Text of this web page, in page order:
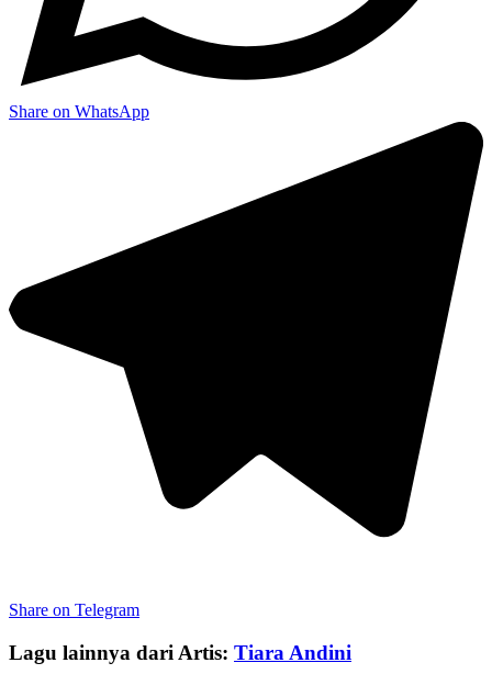
Share on WhatsApp
Share on Telegram
Lagu lainnya dari Artis: Tiara Andini